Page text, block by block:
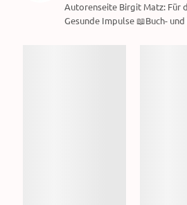
Autorenseite Birgit Matz: Für
Gesunde Impulse 📖Buch-